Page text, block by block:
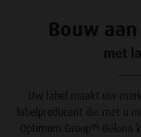
Bouw
met
Uw label maakt uw
labelproducent die met u
Optimum Group™ Belona